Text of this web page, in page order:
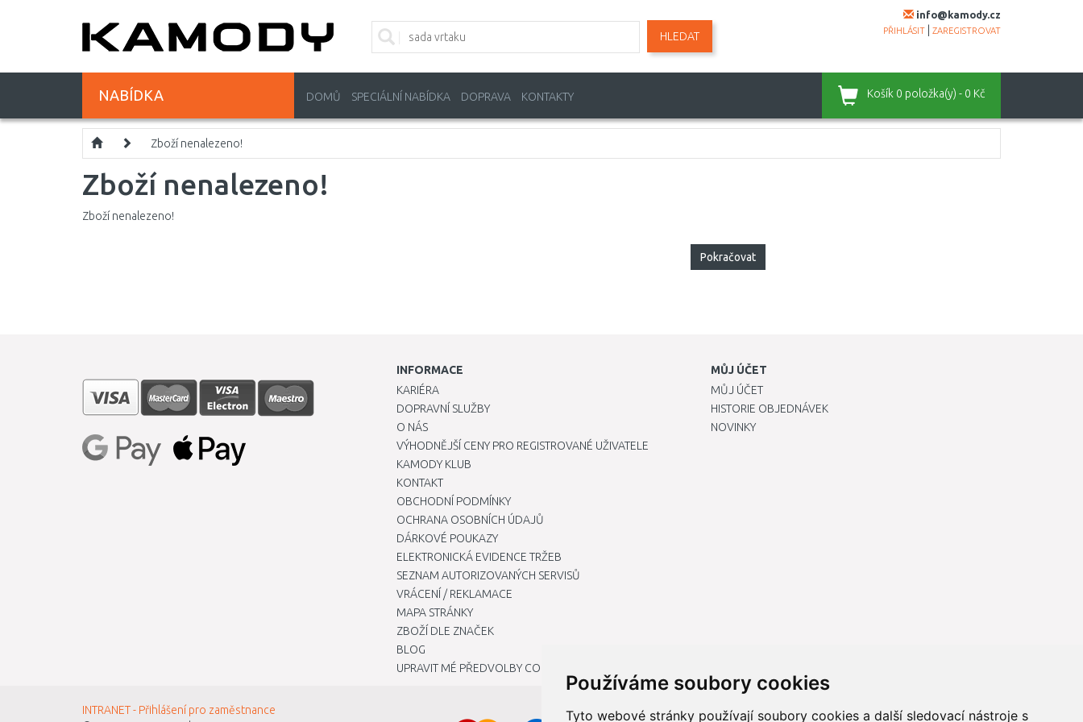
Používáme soubory cookies
Tyto webové stránky používají soubory cookies a další sledovací nástroje s
info@kamody.cz
PŘIHLÁSIT ZAREGISTROVAT
HLEDAT
NABÍDKA DOMŮ SPECIÁLNÍ NABÍDKA DOPRAVA KONTAKTY Košík 0 položka(y) - 0 Kč
Zboží nenalezeno!
Zboží nenalezeno!
Zboží nenalezeno!
Pokračovat
INFORMACE
KARIÉRA
DOPRAVNÍ SLUŽBY
O NÁS
VÝHODNĚJŠÍ CENY PRO REGISTROVANÉ UŽIVATELE
KAMODY KLUB
KONTAKT
OBCHODNÍ PODMÍNKY
OCHRANA OSOBNÍCH ÚDAJŮ
DÁRKOVÉ POUKAZY
ELEKTRONICKÁ EVIDENCE TRŽEB
SEZNAM AUTORIZOVANÝCH SERVISŮ
VRÁCENÍ / REKLAMACE
MAPA STRÁNKY
ZBOŽÍ DLE ZNAČEK
BLOG
UPRAVIT MÉ PŘEDVOLBY COOKIES
MŮJ ÚČET
MŮJ ÚČET
HISTORIE OBJEDNÁVEK
NOVINKY
INTRANET - Přihlášení pro zaměstnance